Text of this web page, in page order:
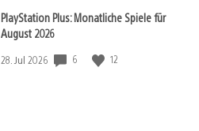
PlayStation Plus: Monatliche Spiele für
August 2026
Veröffentlichungsdatum:
28. Jul 2026 6 12